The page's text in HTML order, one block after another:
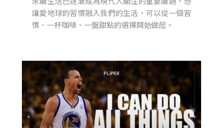
讓愛地球的習慣融入我們的生活，可以從一個習
慣、一杯咖啡、一盤甜點的選擇開始做起。